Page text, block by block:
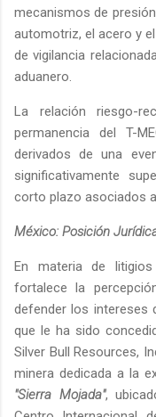
mecanismos de
automotriz, el acero y
de vigilancia
aduanero.
La relación riesgo-
permanencia del T-
derivados de una
significativamente
corto plazo asociados
México: Posición
En materia de litigios
fortalece la
defender los intereses
que le ha sido
Silver Bull Resources,
minera dedicada a la
"Sierra Mojada",